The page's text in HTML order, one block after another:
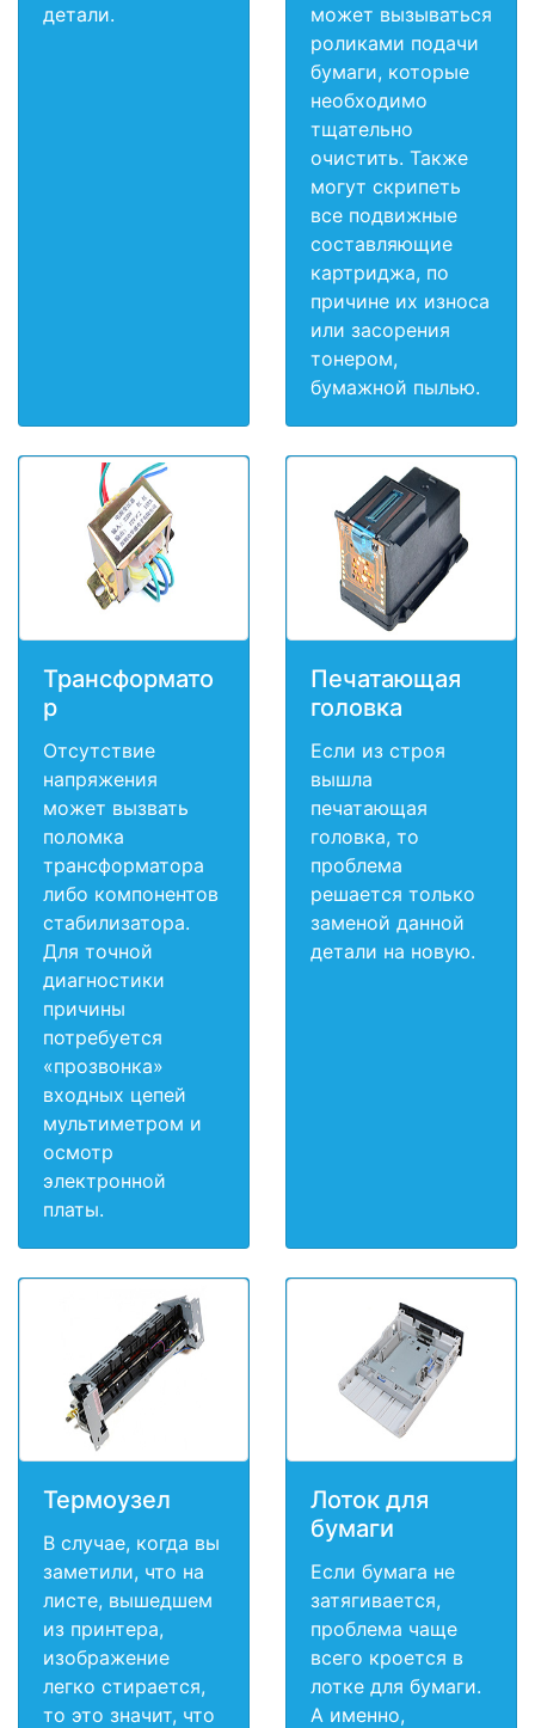
детали.
может вызываться
роликами подачи
бумаги, которые
необходимо
тщательно
очистить. Также
могут скрипеть
все подвижные
составляющие
картриджа, по
причине их износа
или засорения
тонером,
бумажной пылью.
Трансформато
р
Отсутствие
напряжения
может вызвать
поломка
трансформатора
либо компонентов
стабилизатора.
Для точной
диагностики
причины
потребуется
«прозвонка»
входных цепей
мультиметром и
осмотр
электронной
платы.
Печатающая
головка
Если из строя
вышла
печатающая
головка, то
проблема
решается только
заменой данной
детали на новую.
Термоузел
В случае, когда вы
заметили, что на
листе, вышедшем
из принтера,
изображение
легко стирается,
то это значит, что
Лоток для
бумаги
Если бумага не
затягивается,
проблема чаще
всего кроется в
лотке для бумаги.
А именно,